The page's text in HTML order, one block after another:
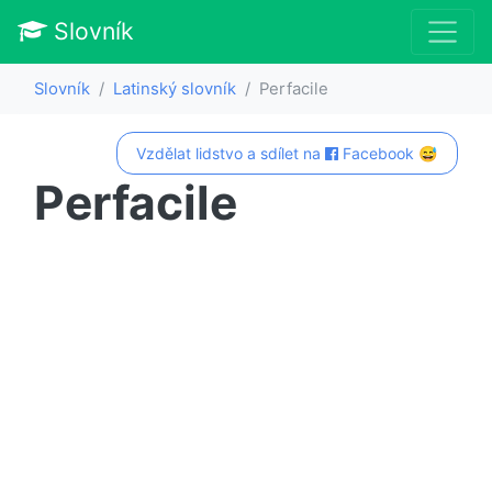
Slovník
Slovník Latinský slovník Perfacile
Vzdělat lidstvo a sdílet na Facebook 😅
Perfacile